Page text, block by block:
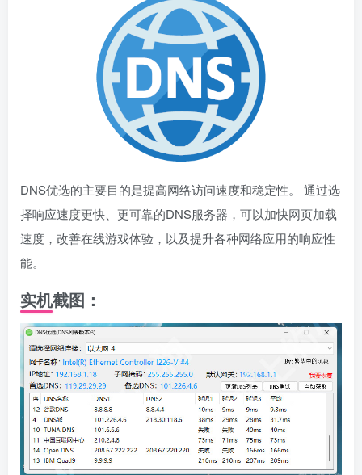
DNS优选的主要目的是提高网络访问速度和稳定性。 通过选
择响应速度更快、更可靠的DNS服务器，可以加快网页加载
速度，改善在线游戏体验，以及提升各种网络应用的响应性
能。
实机截图：